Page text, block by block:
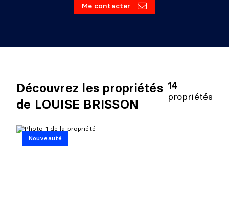
Me contacter
Découvrez les propriétés
de LOUISE BRISSON
14
propriétés
Nouveauté